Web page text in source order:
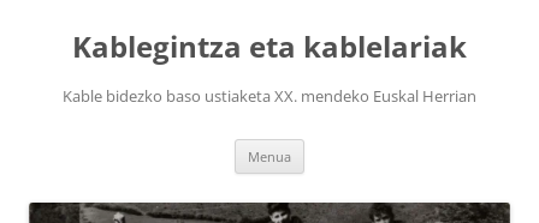
Kablegintza eta kablelariak
Kable bidezko baso ustiaketa XX. mendeko Euskal Herrian
Menua